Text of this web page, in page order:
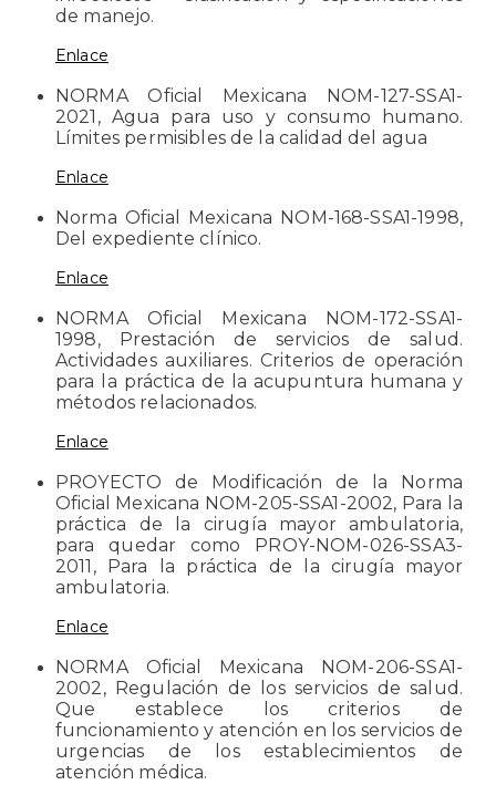
de manejo.
Enlace
NORMA Oficial Mexicana NOM-127-SSA1-
2021, Agua para uso y consumo humano.
Límites permisibles de la calidad del agua
Enlace
Norma Oficial Mexicana NOM-168-SSA1-1998,
Del expediente clínico.
Enlace
NORMA Oficial Mexicana NOM-172-SSA1-
1998, Prestación de servicios de salud.
Actividades auxiliares. Criterios de operación
para la práctica de la acupuntura humana y
métodos relacionados.
Enlace
PROYECTO de Modificación de la Norma
Oficial Mexicana NOM-205-SSA1-2002, Para la
práctica de la cirugía mayor ambulatoria,
para quedar como PROY-NOM-026-SSA3-
2011, Para la práctica de la cirugía mayor
ambulatoria.
Enlace
NORMA Oficial Mexicana NOM-206-SSA1-
2002, Regulación de los servicios de salud.
Que establece los criterios de
funcionamiento y atención en los servicios de
urgencias de los establecimientos de
atención médica.